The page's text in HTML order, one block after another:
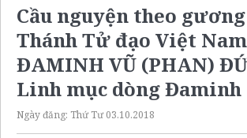
Cầu nguyện theo gương
Thánh Tử đạo Việt
ĐAMINH VŨ (PHAN)
Linh mục dòng Đaminh
Ngày đăng: Thứ Tư 03.10.2018